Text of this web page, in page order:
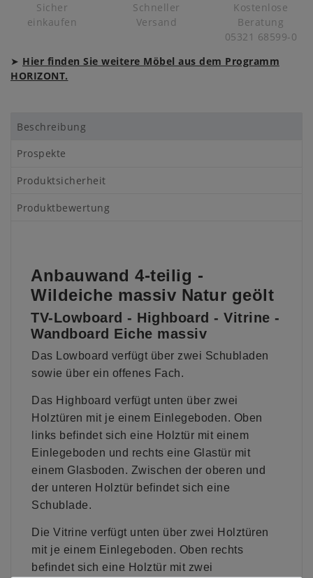
Sicher
einkaufen
Schneller
Versand
Kostenlose
Beratung
05321 68599-0
➤ Hier finden Sie weitere Möbel aus dem Programm
HORIZONT.
Beschreibung
Prospekte
Produktsicherheit
Produktbewertung
Anbauwand 4-teilig -
Wildeiche massiv Natur geölt
TV-Lowboard - Highboard - Vitrine -
Wandboard Eiche massiv
Das Lowboard verfügt über zwei Schubladen
sowie über ein offenes Fach.
Das Highboard verfügt unten über zwei
Holztüren mit je einem Einlegeboden. Oben
links befindet sich eine Holztür mit einem
Einlegeboden und rechts eine Glastür mit
einem Glasboden. Zwischen der oberen und
der unteren Holztür befindet sich eine
Schublade.
Die Vitrine verfügt unten über zwei Holztüren
mit je einem Einlegeboden. Oben rechts
befindet sich eine Holztür mit zwei